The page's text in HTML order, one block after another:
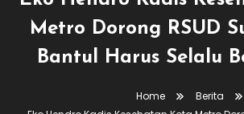
Metro Dorong RSUD
Bantul Harus Selalu
Home
Berita